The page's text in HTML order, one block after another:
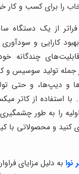
را برای کسب و کار
فراتر از یک دستگاه
بهبود کارایی و
چندگانه
جمله تولید سوسیس و
و دیپ‌ها، و حتی
با استفاده از کاتر
را به طور
کنید و محصولاتی با
به دلیل مزایای